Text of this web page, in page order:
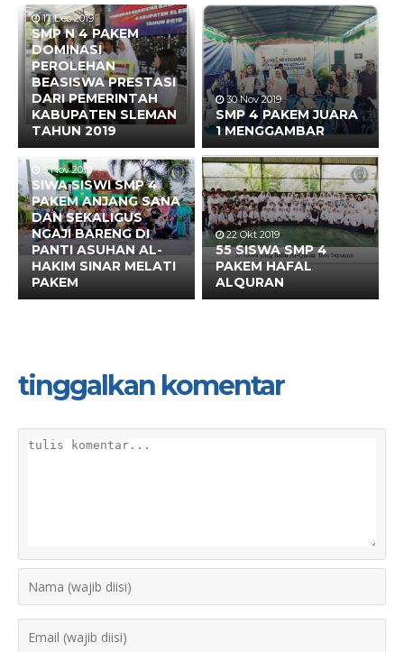
17 Des 2019
SMP N 4 PAKEM
DOMINASI
PEROLEHAN
BEASISWA PRESTASI
DARI PEMERINTAH
KABUPATEN SLEMAN
TAHUN 2019
30 Nov 2019
SMP 4 PAKEM JUARA
1 MENGGAMBAR
3 Nov 2019
SIWA SISWI SMP 4
PAKEM ANJANG SANA
DAN SEKALIGUS
NGAJI BARENG DI
PANTI ASUHAN AL-
HAKIM SINAR MELATI
PAKEM
22 Okt 2019
55 SISWA SMP 4
PAKEM HAFAL
ALQURAN
tinggalkan komentar